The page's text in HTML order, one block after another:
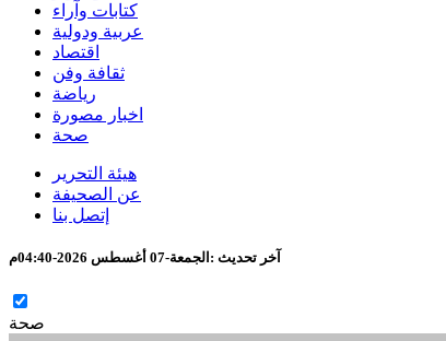
كتابات وآراء
عربية ودولية
اقتصاد
ثقافة وفن
رياضة
اخبار مصورة
صحة
هيئة التحرير
عن الصحيفة
إتصل بنا
آخر تحديث : الجمعة-07 أغسطس 2026-04:40م
صحة